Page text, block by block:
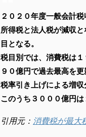
２０２０年度一般会計
所得税と法人税が減収
目となる。
税目別では、消費税は
９０億円で過去最高を更
税率引き上げによる増収
このうち３０００億円
引用元： 消費税が最